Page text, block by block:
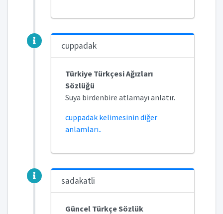
cuppadak
Türkiye Türkçesi Ağızları
Sözlüğü
Suya birdenbire atlamayı anlatır.
cuppadak kelimesinin diğer
anlamları..
sadakatli
Güncel Türkçe Sözlük